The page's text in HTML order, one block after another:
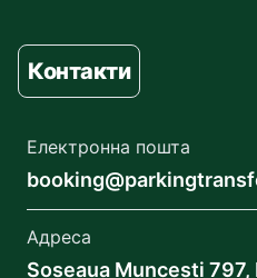
Контакти
Електронна пошта
Адреса
Șoseaua Muncești